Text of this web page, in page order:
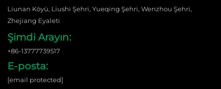
Liunan Köyü, Liushi Şehri, Yueqing Şehri, Wenzhou Şehri,
Zhejiang Eyaleti
Şimdi Arayın:
+86-13777739517
E-posta:
[email protected]